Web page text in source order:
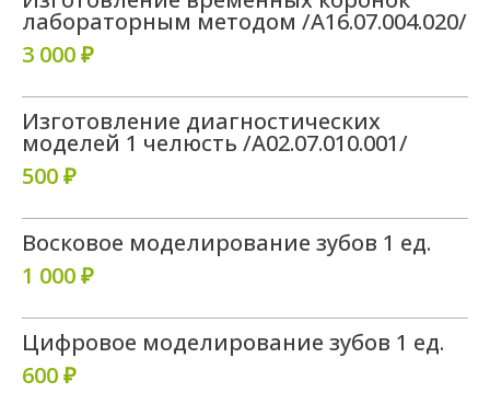
лабораторным методом /A16.07.004.020/
3 000 ₽
Изготовление диагностических
моделей 1 челюсть /A02.07.010.001/
500 ₽
Восковое моделирование зубов 1 ед.
1 000 ₽
Цифровое моделирование зубов 1 ед.
600 ₽